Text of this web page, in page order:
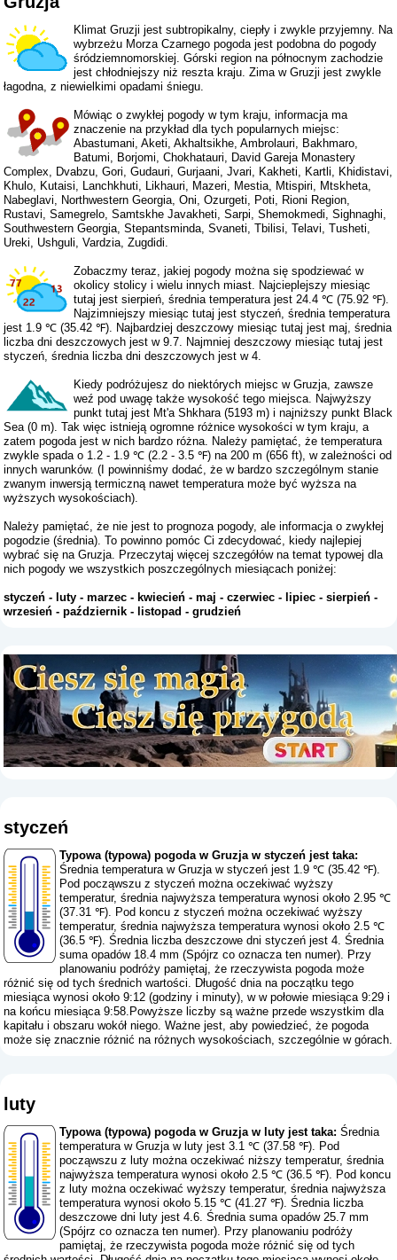
Klimat Gruzji jest subtropikalny, ciepły i zwykle przyjemny. Na
wybrzeżu Morza Czarnego pogoda jest podobna do pogody
śródziemnomorskiej. Górski region na północnym zachodzie
jest chłodniejszy niż reszta kraju. Zima w Gruzji jest zwykle
łagodna, z niewielkimi opadami śniegu.
Mówiąc o zwykłej pogody w tym kraju, informacja ma
znaczenie na przykład dla tych popularnych miejsc:
Abastumani, Aketi, Akhaltsikhe, Ambrolauri, Bakhmaro,
Batumi, Borjomi, Chokhatauri, David Gareja Monastery
Complex, Dvabzu, Gori, Gudauri, Gurjaani, Jvari, Kakheti, Kartli, Khidistavi,
Khulo, Kutaisi, Lanchkhuti, Likhauri, Mazeri, Mestia, Mtispiri, Mtskheta,
Nabeglavi, Northwestern Georgia, Oni, Ozurgeti, Poti, Rioni Region,
Rustavi, Samegrelo, Samtskhe Javakheti, Sarpi, Shemokmedi, Sighnaghi,
Southwestern Georgia, Stepantsminda, Svaneti, Tbilisi, Telavi, Tusheti,
Ureki, Ushguli, Vardzia, Zugdidi.
Zobaczmy teraz, jakiej pogody można się spodziewać w
okolicy stolicy i wielu innych miast. Najcieplejszy miesiąc
tutaj jest sierpień, średnia temperatura jest 24.4 ℃ (75.92 ℉).
Najzimniejszy miesiąc tutaj jest styczeń, średnia temperatura
jest 1.9 ℃ (35.42 ℉). Najbardziej deszczowy miesiąc tutaj jest maj, średnia
liczba dni deszczowych jest w 9.7. Najmniej deszczowy miesiąc tutaj jest
styczeń, średnia liczba dni deszczowych jest w 4.
Kiedy podróżujesz do niektórych miejsc w Gruzja, zawsze
weź pod uwagę także wysokość tego miejsca. Najwyższy
punkt tutaj jest Mt'a Shkhara (5193 m) i najniższy punkt Black
Sea (0 m). Tak więc istnieją ogromne różnice wysokości w tym kraju, a
zatem pogoda jest w nich bardzo różna. Należy pamiętać, że temperatura
zwykle spada o 1.2 - 1.9 ℃ (2.2 - 3.5 ℉) na 200 m (656 ft), w zależności od
innych warunków. (I powinniśmy dodać, że w bardzo szczególnym stanie
zwanym inwersją termiczną nawet temperatura może być wyższa na
wyższych wysokościach).
Należy pamiętać, że nie jest to prognoza pogody, ale informacja o zwykłej
pogodzie (średnia). To powinno pomóc Ci zdecydować, kiedy najlepiej
wybrać się na Gruzja. Przeczytaj więcej szczegółów na temat typowej dla
nich pogody we wszystkich poszczególnych miesiącach poniżej:
styczeń -luty -marzec -kwiecień -maj -czerwiec -lipiec -sierpień -
wrzesień -październik -listopad -grudzień
styczeń
Typowa (typowa) pogoda w Gruzja w styczeń jest taka:
Średnia temperatura w Gruzja w styczeń jest 1.9 ℃ (35.42 ℉).
Pod począwszu z styczeń można oczekiwać wyższy
temperatur, średnia najwyższa temperatura wynosi około 2.95 ℃
(37.31 ℉). Pod koncu z styczeń można oczekiwać wyższy
temperatur, średnia najwyższa temperatura wynosi około 2.5 ℃
(36.5 ℉). Średnia liczba deszczowe dni styczeń jest 4. Średnia
suma opadów 18.4 mm (Spójrz co oznacza ten numer). Przy
planowaniu podróży pamiętaj, że rzeczywista pogoda może
różnić się od tych średnich wartości. Długość dnia na początku tego
miesiąca wynosi około 9:12 (godziny i minuty), w w połowie miesiąca 9:29 i
na końcu miesiąca 9:58.Powyższe liczby są ważne przede wszystkim dla
kapitału i obszaru wokół niego. Ważne jest, aby powiedzieć, że pogoda
może się znacznie różnić na różnych wysokościach, szczególnie w górach.
luty
Typowa (typowa) pogoda w Gruzja w luty jest taka: Średnia
temperatura w Gruzja w luty jest 3.1 ℃ (37.58 ℉). Pod
począwszu z luty można oczekiwać niższy temperatur, średnia
najwyższa temperatura wynosi około 2.5 ℃ (36.5 ℉). Pod koncu
z luty można oczekiwać wyższy temperatur, średnia najwyższa
temperatura wynosi około 5.15 ℃ (41.27 ℉). Średnia liczba
deszczowe dni luty jest 4.6. Średnia suma opadów 25.7 mm
(Spójrz co oznacza ten numer). Przy planowaniu podróży
pamiętaj, że rzeczywista pogoda może różnić się od tych